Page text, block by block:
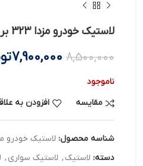
لاستیک خودرو مزدا 323 برند کامپاسال سایز 185/65/14 – دو حلقه
8,500,000
7,900,000
ناموجود
مقایسه
افزودن به
شناسه محصول: لاستیک خودرو مزدا 323 برند کامپاسال سایز 185/
دسته: لاستیک, لاستیک سواری ,